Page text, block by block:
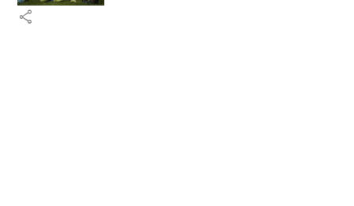
share